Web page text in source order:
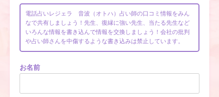
電話占いレジェラ 音波（オトハ）占い師の口コミ情報をみん
なで共有しましょう！先生、復縁に強い先生、当たる先生など
いろんな情報を書き込んで情報を交換しましょう！会社の批判
や占い師さんを中傷するような書き込みは禁止しています。
お名前